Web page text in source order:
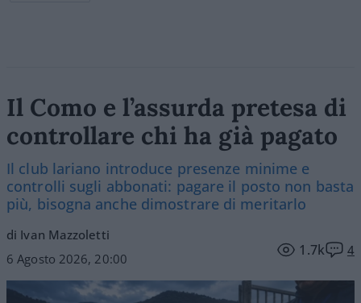
Il Como e l’assurda pretesa di
controllare chi ha già pagato
Il club lariano introduce presenze minime e
controlli sugli abbonati: pagare il posto non basta
più, bisogna anche dimostrare di meritarlo
di Ivan Mazzoletti
6 Agosto 2026, 20:00
1.7k 4